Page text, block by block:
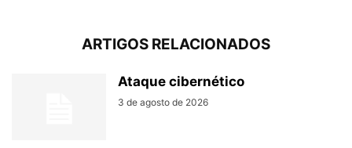
ARTIGOS RELACIONADOS
Ataque cibernético
3 de agosto de 2026